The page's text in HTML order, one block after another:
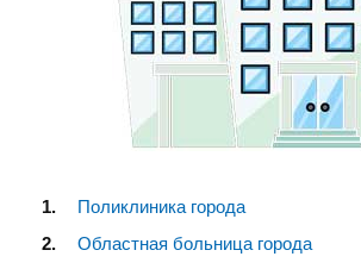
Поликлиника города
Областная больница города